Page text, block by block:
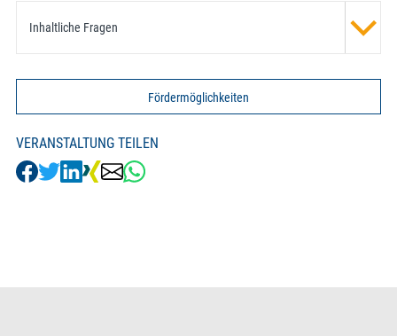
Inhaltliche Fragen
Fördermöglichkeiten
VERANSTALTUNG TEILEN